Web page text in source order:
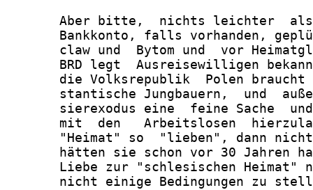
Aber bitte,  nichts leichter
Bankkonto, falls vorhanden,
claw und  Bytom und  vor
BRD legt  Ausreisewilligen
die Volksrepublik  Polen
stantische Jungbauern,  und
sierexodus eine  feine Sache
mit  den   Arbeitslosen
"Heimat" so  "lieben", dann
hätten sie schon vor 30 Jahren
Liebe zur "schlesischen Heimat"
nicht einige Bedingungen zu